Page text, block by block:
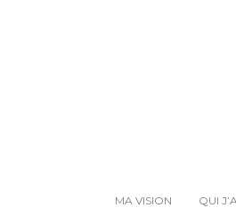
MA VISION QUI